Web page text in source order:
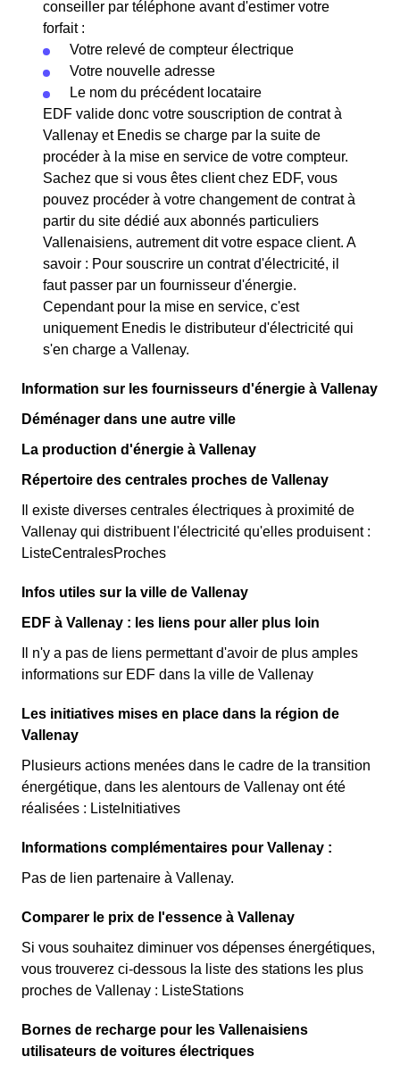
conseiller par téléphone avant d'estimer votre
forfait :
Votre relevé de compteur électrique
Votre nouvelle adresse
Le nom du précédent locataire
EDF valide donc votre souscription de contrat à
Vallenay et Enedis se charge par la suite de
procéder à la mise en service de votre compteur.
Sachez que si vous êtes client chez EDF, vous
pouvez procéder à votre changement de contrat à
partir du site dédié aux abonnés particuliers
Vallenaisiens, autrement dit votre espace client. A
savoir : Pour souscrire un contrat d'électricité, il
faut passer par un fournisseur d'énergie.
Cependant pour la mise en service, c'est
uniquement Enedis le distributeur d'électricité qui
s'en charge a Vallenay.
Information sur les fournisseurs d'énergie à Vallenay
Déménager dans une autre ville
La production d'énergie à Vallenay
Répertoire des centrales proches de Vallenay
Il existe diverses centrales électriques à proximité de
Vallenay qui distribuent l'électricité qu'elles produisent :
ListeCentralesProches
Infos utiles sur la ville de Vallenay
EDF à Vallenay : les liens pour aller plus loin
Il n'y a pas de liens permettant d'avoir de plus amples
informations sur EDF dans la ville de Vallenay
Les initiatives mises en place dans la région de
Vallenay
Plusieurs actions menées dans le cadre de la transition
énergétique, dans les alentours de Vallenay ont été
réalisées : ListeInitiatives
Informations complémentaires pour Vallenay :
Pas de lien partenaire à Vallenay.
Comparer le prix de l'essence à Vallenay
Si vous souhaitez diminuer vos dépenses énergétiques,
vous trouverez ci-dessous la liste des stations les plus
proches de Vallenay : ListeStations
Bornes de recharge pour les Vallenaisiens
utilisateurs de voitures électriques